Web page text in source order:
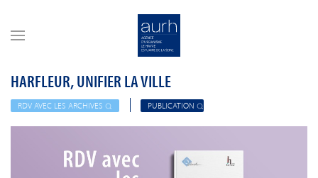
HARFLEUR, UNIFIER LA VILLE
RDV AVEC LES ARCHIVES PUBLICATION